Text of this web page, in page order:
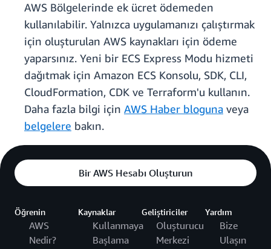
AWS Bölgelerinde ek ücret ödemeden
kullanılabilir. Yalnızca uygulamanızı çalıştırmak
için oluşturulan AWS kaynakları için ödeme
yaparsınız. Yeni bir ECS Express Modu hizmeti
dağıtmak için Amazon ECS Konsolu, SDK, CLI,
CloudFormation, CDK ve Terraform'u kullanın.
Daha fazla bilgi için AWS Haber bloguna veya
belgelere bakın.
Bir AWS Hesabı Oluşturun
Öğrenin
AWS
Nedir?
Kaynaklar
Kullanmaya
Başlama
Geliştiriciler
Oluşturucu
Merkezi
Yardım
Bize
Ulaşın